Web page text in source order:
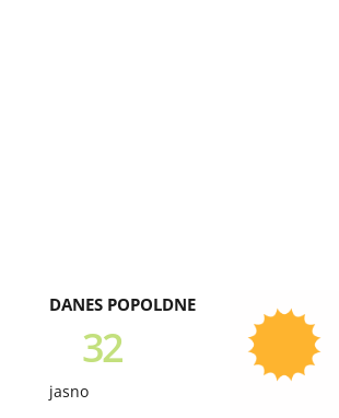
DANES POPOLDNE
32
jasno